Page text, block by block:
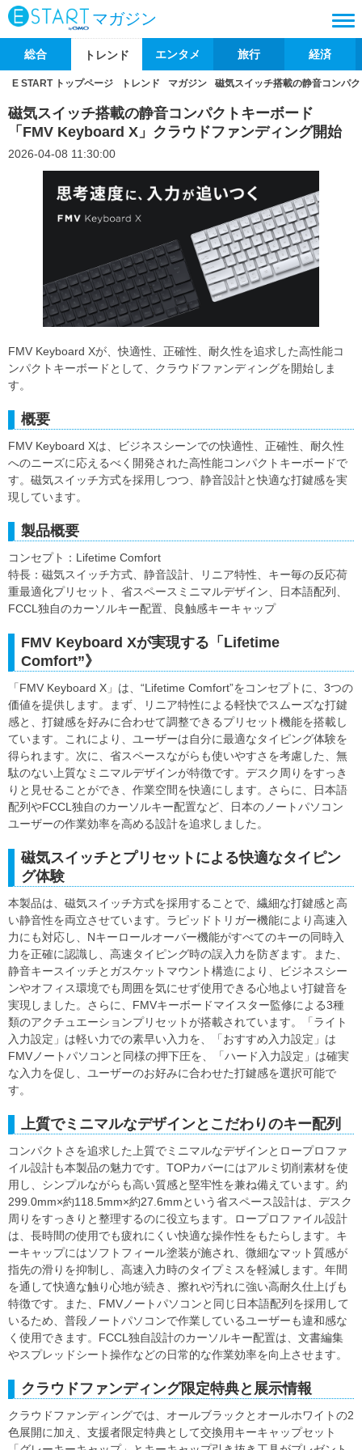
マガジン
総合 トレンド エンタメ 旅行 経済
E START トップページ トレンド マガジン 磁気スイッチ搭載の静音コンパ
磁気スイッチ搭載の静音コンパクトキーボード
「FMV Keyboard X」クラウドファンディング開始
2026-04-08 11:30:00
FMV Keyboard Xが、快適性、正確性、耐久性を追求した高性能コ
ンパクトキーボードとして、クラウドファンディングを開始しま
す。
概要
FMV Keyboard Xは、ビジネスシーンでの快適性、正確性、耐久性
へのニーズに応えるべく開発された高性能コンパクトキーボードで
す。磁気スイッチ方式を採用しつつ、静音設計と快適な打鍵感を実
現しています。
製品概要
コンセプト：Lifetime Comfort
特長：磁気スイッチ方式、静音設計、リニア特性、キー毎の反応荷
重最適化プリセット、省スペースミニマルデザイン、日本語配列、
FCCL独自のカーソルキー配置、良触感キーキャップ
FMV Keyboard Xが実現する「Lifetime
Comfort”》
「FMV Keyboard X」は、“Lifetime Comfort”をコンセプトに、3つの
価値を提供します。まず、リニア特性による軽快でスムーズな打鍵
感と、打鍵感を好みに合わせて調整できるプリセット機能を搭載し
ています。これにより、ユーザーは自分に最適なタイピング体験を
得られます。次に、省スペースながらも使いやすさを考慮した、無
駄のない上質なミニマルデザインが特徴です。デスク周りをすっき
りと見せることができ、作業空間を快適にします。さらに、日本語
配列やFCCL独自のカーソルキー配置など、日本のノートパソコン
ユーザーの作業効率を高める設計を追求しました。
磁気スイッチとプリセットによる快適なタイピン
グ体験
本製品は、磁気スイッチ方式を採用することで、繊細な打鍵感と高
い静音性を両立させています。ラピッドトリガー機能により高速入
力にも対応し、Nキーロールオーバー機能がすべてのキーの同時入
力を正確に認識し、高速タイピング時の誤入力を防ぎます。また、
静音キースイッチとガスケットマウント構造により、ビジネスシー
ンやオフィス環境でも周囲を気にせず使用できる心地よい打鍵音を
実現しました。さらに、FMVキーボードマイスター監修による3種
類のアクチュエーションプリセットが搭載されています。「ライト
入力設定」は軽い力での素早い入力を、「おすすめ入力設定」は
FMVノートパソコンと同様の押下圧を、「ハード入力設定」は確実
な入力を促し、ユーザーのお好みに合わせた打鍵感を選択可能で
す。
上質でミニマルなデザインとこだわりのキー配列
コンパクトさを追求した上質でミニマルなデザインとロープロファ
イル設計も本製品の魅力です。TOPカバーにはアルミ切削素材を使
用し、シンプルながらも高い質感と堅牢性を兼ね備えています。約
299.0mm×約118.5mm×約27.6mmという省スペース設計は、デスク
周りをすっきりと整理するのに役立ちます。ロープロファイル設計
は、長時間の使用でも疲れにくい快適な操作性をもたらします。キ
ーキャップにはソフトフィール塗装が施され、微細なマット質感が
指先の滑りを抑制し、高速入力時のタイプミスを軽減します。年間
を通して快適な触り心地が続き、擦れや汚れに強い高耐久仕上げも
特徴です。また、FMVノートパソコンと同じ日本語配列を採用して
いるため、普段ノートパソコンで作業しているユーザーも違和感な
く使用できます。FCCL独自設計のカーソルキー配置は、文書編集
やスプレッドシート操作などの日常的な作業効率を向上させます。
クラウドファンディング限定特典と展示情報
クラウドファンディングでは、オールブラックとオールホワイトの2
色展開に加え、支援者限定特典として交換用キーキャップセット